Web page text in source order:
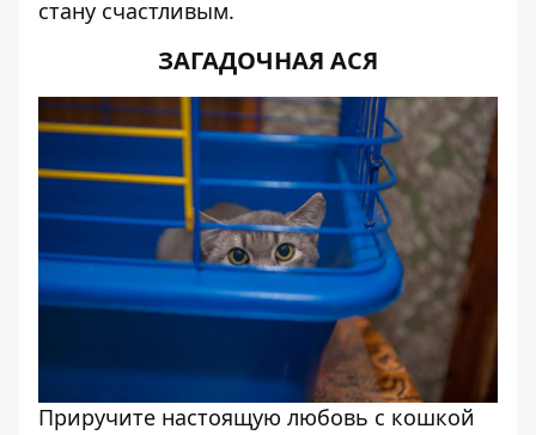
стану счастливым.
ЗАГАДОЧНАЯ АСЯ
Приручите настоящую любовь с кошкой